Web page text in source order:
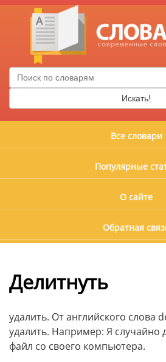
Искать!
Все словари
Популярные
О сайте
Обратная
Делитнуть
удалить. От английского слова
удалить. Например: Я случайно
файл со своего компьютера.